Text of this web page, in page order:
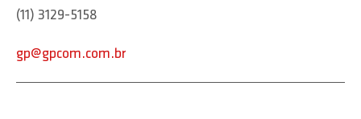
(11) 3129-5158
gp@gpcom.com.br